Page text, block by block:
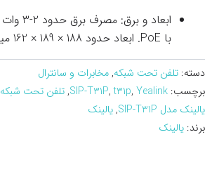
با PoE. ابعاد حدود 188 × 189 × 162 میلی‌متر.
دسته: تلفن تحت شبکه,مخابرات و سانترال
برچسب:
SIP-T31P,t31p, Yealink
,تلفن تحت شبکه
یالینک مدل SIP-T31P
,یالینک
برند: یالینک